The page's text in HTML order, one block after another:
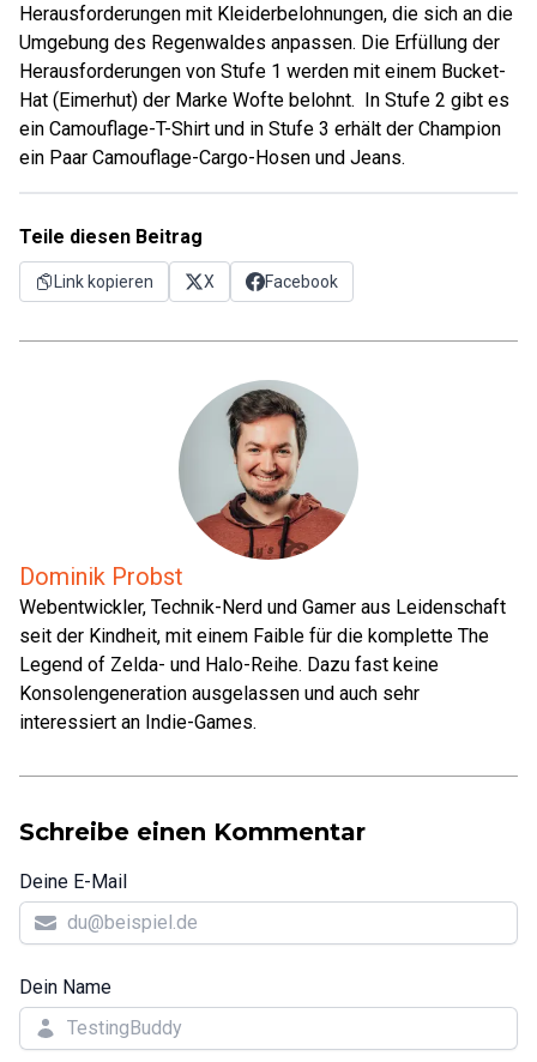
Herausforderungen mit Kleiderbelohnungen, die sich an die
Umgebung des Regenwaldes anpassen. Die Erfüllung der
Herausforderungen von Stufe 1 werden mit einem Bucket-
Hat (Eimerhut) der Marke Wofte belohnt. In Stufe 2 gibt es
ein Camouflage-T-Shirt und in Stufe 3 erhält der Champion
ein Paar Camouflage-Cargo-Hosen und Jeans.
Teile diesen Beitrag
Link kopieren X Facebook
Dominik Probst
Webentwickler, Technik-Nerd und Gamer aus Leidenschaft
seit der Kindheit, mit einem Faible für die komplette The
Legend of Zelda- und Halo-Reihe. Dazu fast keine
Konsolengeneration ausgelassen und auch sehr
interessiert an Indie-Games.
Schreibe einen Kommentar
Deine E-Mail
Dein Name